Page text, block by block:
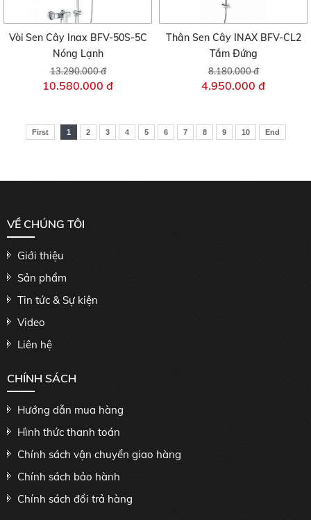
Vòi Sen Cây Inax BFV-50S-5C
Nóng Lạnh
13.290.000 đ
10.580.000 đ
Thân Sen Cây INAX BFV-CL2
Tắm Đứng
8.180.000 đ
4.950.000 đ
First 1 2 3 4 5 6 7 8 9 10 End
VỀ CHÚNG TÔI
Giới thiệu
Sản phẩm
Tin tức & Sự kiện
Video
Liên hệ
CHÍNH SÁCH
Hướng dẫn mua hàng
Hình thức thanh toán
Chính sách vận chuyển giao hàng
Chính sách bảo hành
Chính sách đổi trả hàng